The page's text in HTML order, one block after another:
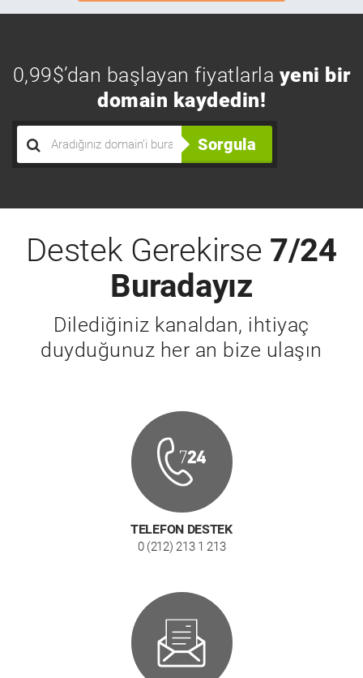
0,99$’dan başlayan fiyatlarla yeni bir
domain kaydedin!
Sorgula
Destek Gerekirse 7/24
Buradayız
Dilediğiniz kanaldan, ihtiyaç
duyduğunuz her an bize ulaşın
TELEFON DESTEK
0 (212) 213 1 213